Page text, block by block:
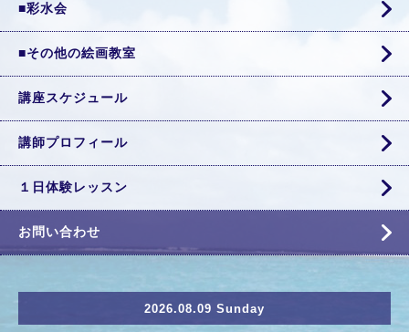
■彩水会
■その他の絵画教室
講座スケジュール
講師プロフィール
１日体験レッスン
お問い合わせ
2026.08.09 Sunday